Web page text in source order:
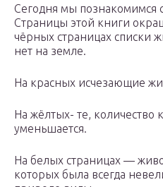
Сегодня мы познакомимся
Страницы этой книги
чёрных страницах списки
нет на земле.
На красных исчезающие
На жёлтых- те, количество
уменьшается.
На белых страницах —
которых была всегда